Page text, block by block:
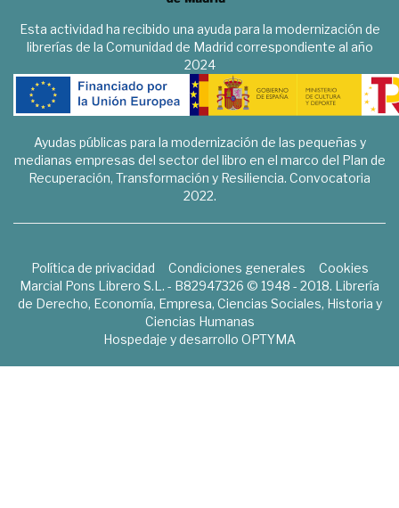
Esta actividad ha recibido una ayuda para la modernización de
librerías de la Comunidad de Madrid correspondiente al año
2024
Ayudas públicas para la modernización de las pequeñas y
medianas empresas del sector del libro en el marco del Plan de
Recuperación, Transformación y Resiliencia. Convocatoria
2022.
Política de privacidad Condiciones generales
Cookies
Marcial Pons Librero S.L. - B82947326 © 1948 - 2018. Librería
de Derecho, Economía, Empresa, Ciencias Sociales, Historia y
Ciencias Humanas
Hospedaje y desarrollo OPTYMA